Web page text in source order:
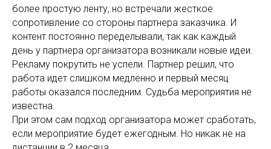
более простую ленту, но встречали жесткое
сопротивление со стороны партнера заказчика. И
контент постоянно переделывали, так как каждый
день у партнера организатора возникали новые идеи.
Рекламу покрутить не успели. Партнер решил, что
работа идет слишком медленно и первый месяц
работы оказался последним. Судьба мероприятия не
известна.
При этом сам подход организатора может сработать,
если мероприятие будет ежегодным. Но никак не на